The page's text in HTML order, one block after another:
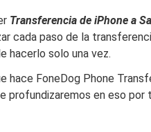
Transferencia de iPhone a
cada paso de la
hacerlo solo una vez.
hace FoneDog Phone
profundizaremos en eso por